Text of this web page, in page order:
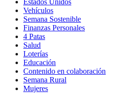
Vehículos
Semana Sostenible
Finanzas Personales
4 Patas
Salud
Loterías
Educación
Contenido en colaboración
Semana Rural
Mujeres